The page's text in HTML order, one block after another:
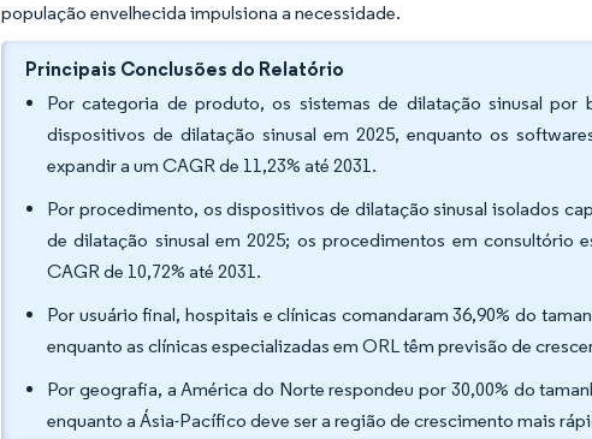
população envelhecida impulsiona a necessidade.
Principais Conclusões do Relatório
Por categoria de produto, os sistemas de dilatação sinusal por
dispositivos de dilatação sinusal em 2025, enquanto os
expandir a um CAGR de 11,23% até 2031.
Por procedimento, os dispositivos de dilatação sinusal isolados
de dilatação sinusal em 2025; os procedimentos em
CAGR de 10,72% até 2031.
Por usuário final, hospitais e clínicas comandaram 36,90% do
enquanto as clínicas especializadas em ORL têm previsão de
Por geografia, a América do Norte respondeu por 30,00% do
enquanto a Ásia-Pacífico deve ser a região de crescimento mais